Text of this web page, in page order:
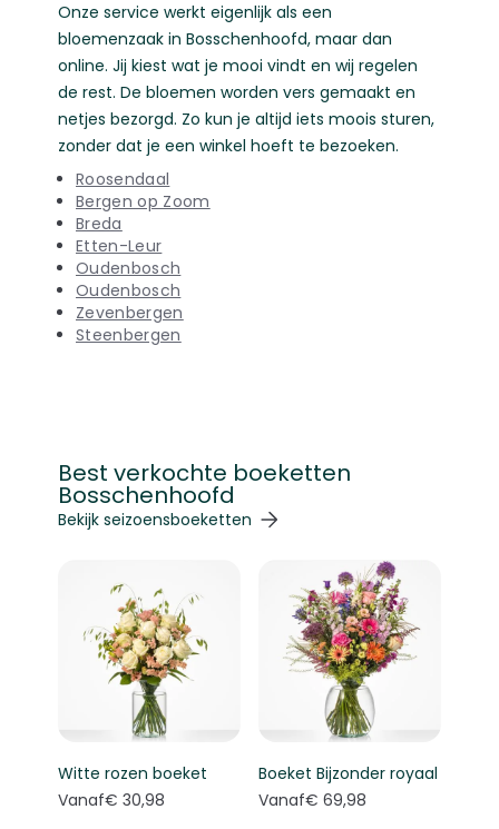
Onze service werkt eigenlijk als een
bloemenzaak in Bosschenhoofd, maar dan
online. Jij kiest wat je mooi vindt en wij regelen
de rest. De bloemen worden vers gemaakt en
netjes bezorgd. Zo kun je altijd iets moois sturen,
zonder dat je een winkel hoeft te bezoeken.
Roosendaal
Bergen op Zoom
Breda
Etten-Leur
Oudenbosch
Oudenbosch
Zevenbergen
Steenbergen
Best verkochte boeketten
Bosschenhoofd
Navigeren door de elementen van de carrousel is
Druk om carrousel over te slaan
Bekijk seizoensboeketten
Witte rozen boeket
Vanaf€ 30,98
Boeket Bijzonder royaal
Vanaf€ 69,98